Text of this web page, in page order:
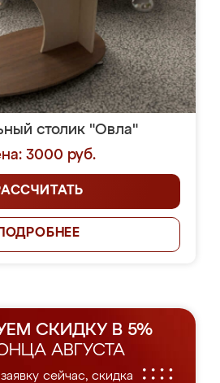
столик "Овла"
3000 руб.
ПОДРОБНЕЕ
СКИДКУ В 5%
АВГУСТА
сейчас, скидка